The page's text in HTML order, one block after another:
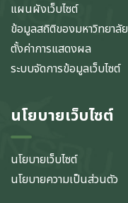
แผนผังเว็บไซต์
ข้อมูลสถิติของมหาวิทยาลัย
ตั้งค่าการแสดงผล
ระบบจัดการข้อมูลเว็บไซต์
นโยบายเว็บไซต์
นโยบายเว็บไซต์
นโยบายความเป็นส่วนตัว